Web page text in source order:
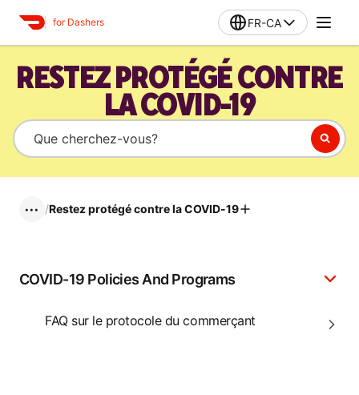
for Dashers FR-CA
RESTEZ PROTÉGÉ CONTRE
LA COVID-19
••• /Restez protégé contre la COVID-19
COVID-19 Policies And Programs
FAQ sur le protocole du commerçant